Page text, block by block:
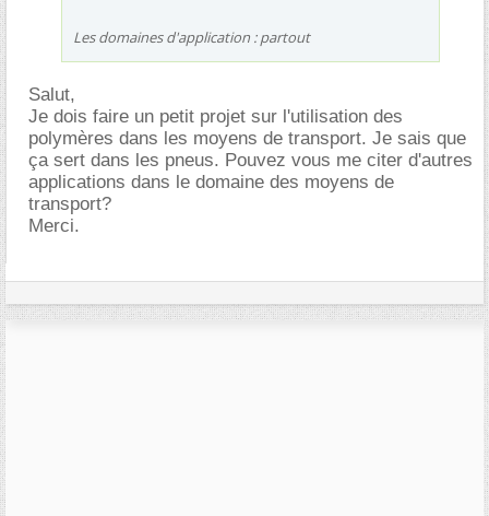
Les domaines d'application : partout
Salut,
Je dois faire un petit projet sur l'utilisation des
polymères dans les moyens de transport. Je sais que
ça sert dans les pneus. Pouvez vous me citer d'autres
applications dans le domaine des moyens de
transport?
Merci.